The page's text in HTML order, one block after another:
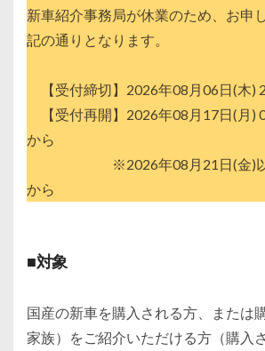
新車紹介事務局が休業のため、お申
記の通りとなります。
【受付締切】2026年08月06日(木)
【受付再開】2026年08月17日(月)
から
※2026年08月21日(金)以降
から
■対象
国産の新車を購入される方、または
家族）をご紹介いただける方（購入